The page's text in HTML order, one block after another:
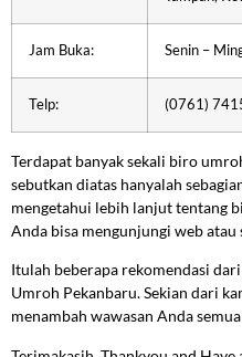
Jam Buka: Senin –
Telp: (0761)
Terdapat banyak sekali biro
sebutkan diatas hanyalah
mengetahui lebih lanjut tentang
Anda bisa mengunjungi web
Itulah beberapa rekomendasi
Umroh Pekanbaru. Sekian dari
menambah wawasan Anda